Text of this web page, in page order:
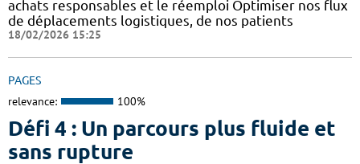
achats responsables et le réemploi Optimiser nos flux
de déplacements logistiques, de nos patients
18/02/2026 15:25
PAGES
relevance: 100%
Défi 4 : Un parcours plus fluide et
sans rupture